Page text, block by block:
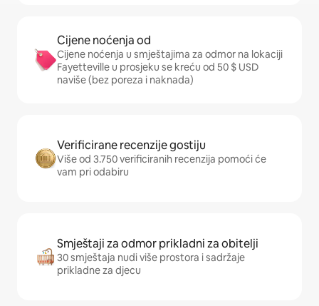
Cijene noćenja od
Cijene noćenja u smještajima za odmor na lokaciji
Fayetteville u prosjeku se kreću od 50 $ USD
naviše (bez poreza i naknada)
Verificirane recenzije gostiju
Više od 3.750 verificiranih recenzija pomoći će
vam pri odabiru
Smještaji za odmor prikladni za obitelji
30 smještaja nudi više prostora i sadržaje
prikladne za djecu